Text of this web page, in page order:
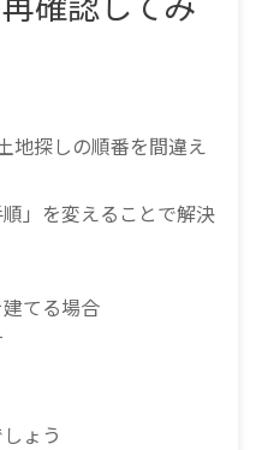
地探しの順番を間違え
」を変えることで解決
てる場合
ょう